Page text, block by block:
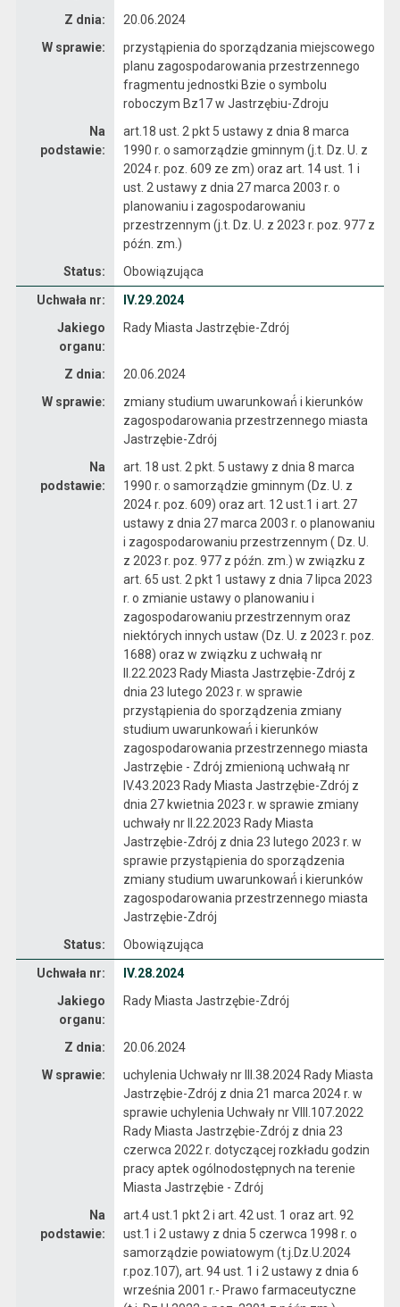
Z dnia:
20.06.2024
W sprawie:
przystąpienia do sporządzania miejscowego
planu zagospodarowania przestrzennego
fragmentu jednostki Bzie o symbolu
roboczym Bz17 w Jastrzębiu-Zdroju
Na
podstawie:
art.18 ust. 2 pkt 5 ustawy z dnia 8 marca
1990 r. o samorządzie gminnym (j.t. Dz. U. z
2024 r. poz. 609 ze zm) oraz art. 14 ust. 1 i
ust. 2 ustawy z dnia 27 marca 2003 r. o
planowaniu i zagospodarowaniu
przestrzennym (j.t. Dz. U. z 2023 r. poz. 977 z
późn. zm.)
Status:
Obowiązująca
Uchwała nr:
IV.29.2024
Jakiego
organu:
Rady Miasta Jastrzębie-Zdrój
Z dnia:
20.06.2024
W sprawie:
zmiany studium uwarunkowań́ i kierunków
zagospodarowania przestrzennego miasta
Jastrzębie-Zdrój
Na
podstawie:
art. 18 ust. 2 pkt. 5 ustawy z dnia 8 marca
1990 r. o samorządzie gminnym (Dz. U. z
2024 r. poz. 609) oraz art. 12 ust.1 i art. 27
ustawy z dnia 27 marca 2003 r. o planowaniu
i zagospodarowaniu przestrzennym ( Dz. U.
z 2023 r. poz. 977 z późn. zm.) w związku z
art. 65 ust. 2 pkt 1 ustawy z dnia 7 lipca 2023
r. o zmianie ustawy o planowaniu i
zagospodarowaniu przestrzennym oraz
niektórych innych ustaw (Dz. U. z 2023 r. poz.
1688) oraz w związku z uchwałą nr
II.22.2023 Rady Miasta Jastrzębie-Zdrój z
dnia 23 lutego 2023 r. w sprawie
przystąpienia do sporządzenia zmiany
studium uwarunkowań́ i kierunków
zagospodarowania przestrzennego miasta
Jastrzębie - Zdrój zmienioną uchwałą nr
IV.43.2023 Rady Miasta Jastrzębie-Zdrój z
dnia 27 kwietnia 2023 r. w sprawie zmiany
uchwały nr II.22.2023 Rady Miasta
Jastrzębie-Zdrój z dnia 23 lutego 2023 r. w
sprawie przystąpienia do sporządzenia
zmiany studium uwarunkowań́ i kierunków
zagospodarowania przestrzennego miasta
Jastrzębie-Zdrój
Status:
Obowiązująca
Uchwała nr:
IV.28.2024
Jakiego
organu:
Rady Miasta Jastrzębie-Zdrój
Z dnia:
20.06.2024
W sprawie:
uchylenia Uchwały nr III.38.2024 Rady Miasta
Jastrzębie-Zdrój z dnia 21 marca 2024 r. w
sprawie uchylenia Uchwały nr VIII.107.2022
Rady Miasta Jastrzębie-Zdrój z dnia 23
czerwca 2022 r. dotyczącej rozkładu godzin
pracy aptek ogólnodostępnych na terenie
Miasta Jastrzębie - Zdrój
Na
podstawie:
art.4 ust.1 pkt 2 i art. 42 ust. 1 oraz art. 92
ust.1 i 2 ustawy z dnia 5 czerwca 1998 r. o
samorządzie powiatowym (t.j.Dz.U.2024
r.poz.107), art. 94 ust. 1 i 2 ustawy z dnia 6
września 2001 r.- Prawo farmaceutyczne